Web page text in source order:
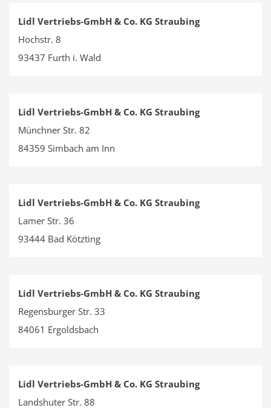
Lidl Vertriebs-GmbH & Co. KG Straubing
Hochstr. 8
93437 Furth i. Wald
Lidl Vertriebs-GmbH & Co. KG Straubing
Münchner Str. 82
84359 Simbach am Inn
Lidl Vertriebs-GmbH & Co. KG Straubing
Lamer Str. 36
93444 Bad Kötzting
Lidl Vertriebs-GmbH & Co. KG Straubing
Regensburger Str. 33
84061 Ergoldsbach
Lidl Vertriebs-GmbH & Co. KG Straubing
Landshuter Str. 88